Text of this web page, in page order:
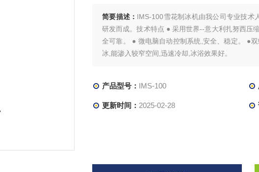
简要描述： IMS-100雪花制冰机由我公司专业技术
研发而成。技术特点 ● 采用世界--意大利扎努西压
全可靠。 ● 微电脑自动控制系统,安全、稳定。 ●
冰,能渗入较窄空间,迅速冷却,冰浴效果好。
产品型号： IMS-100
更新时间： 2025-02-28